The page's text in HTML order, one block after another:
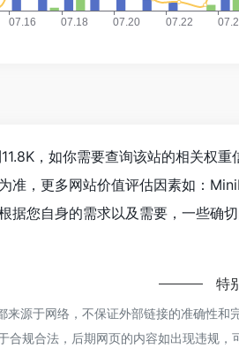
，如你需要查询该站的相关权重
准，更多网站价值评估因素如：
据您自身的需求以及需要，一些确
特
源于网络，不保证外部链接的准确性
合规合法，后期网页的内容如出现违规